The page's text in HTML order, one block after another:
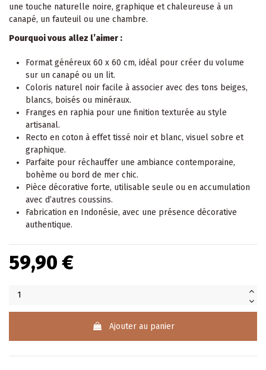
une touche naturelle noire, graphique et chaleureuse à un
canapé, un fauteuil ou une chambre.
Pourquoi vous allez l’aimer :
Format généreux 60 x 60 cm, idéal pour créer du volume
sur un canapé ou un lit.
Coloris naturel noir facile à associer avec des tons beiges,
blancs, boisés ou minéraux.
Franges en raphia pour une finition texturée au style
artisanal.
Recto en coton à effet tissé noir et blanc, visuel sobre et
graphique.
Parfaite pour réchauffer une ambiance contemporaine,
bohème ou bord de mer chic.
Pièce décorative forte, utilisable seule ou en accumulation
avec d’autres coussins.
Fabrication en Indonésie, avec une présence décorative
authentique.
59,90 €
Ajouter au panier